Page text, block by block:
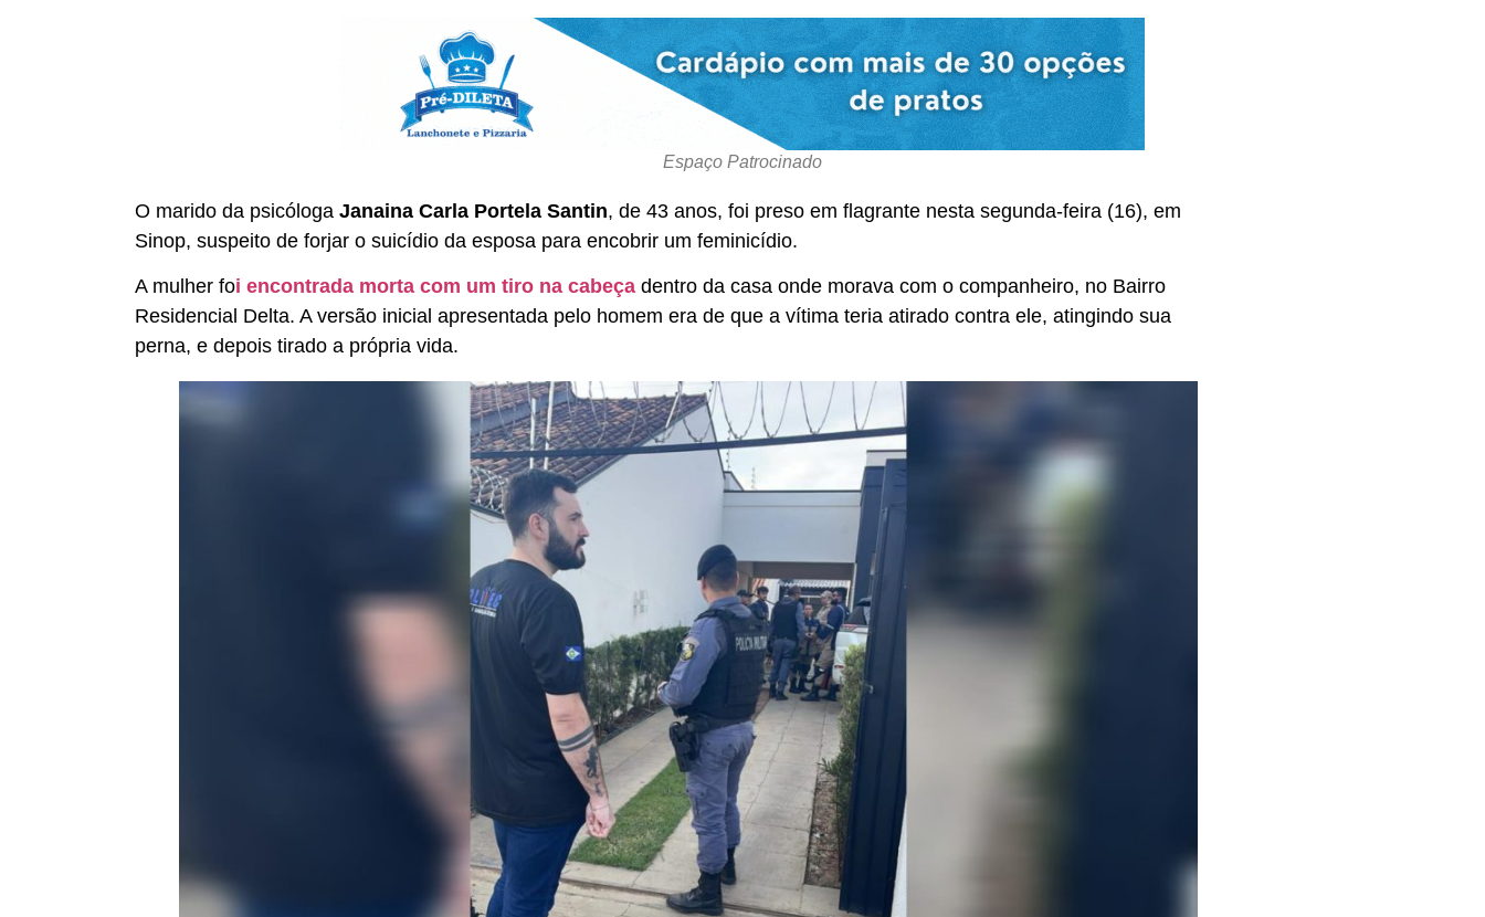
Espaço Patrocinado
O marido da psicóloga Janaina Carla Portela Santin, de 43 anos, foi preso em flagrante nesta segunda-feira (16), em
Sinop, suspeito de forjar o suicídio da esposa para encobrir um feminicídio.
A mulher foi encontrada morta com um tiro na cabeça dentro da casa onde morava com o companheiro, no Bairro
Residencial Delta. A versão inicial apresentada pelo homem era de que a vítima teria atirado contra ele, atingindo sua
perna, e depois tirado a própria vida.